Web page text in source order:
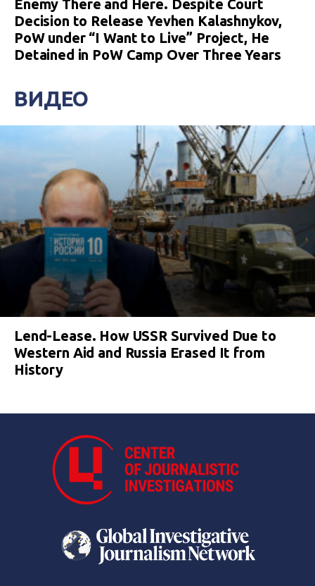
Enemy There and Here. Despite Court
Decision to Release Yevhen Kalashnykov,
PoW under “I Want to Live” Project, He
Detained in PoW Camp Over Three Years
ВИДЕО
Lend-Lease. How USSR Survived Due to
Western Aid and Russia Erased It from
History